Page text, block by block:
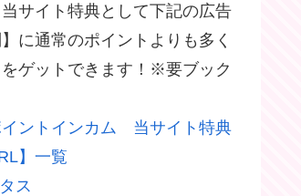
サイト特典として下記の広告
に通常のポイントよりも多く
ゲットできます！※要ブック
イントインカム 当サイト特典
】一覧
ス